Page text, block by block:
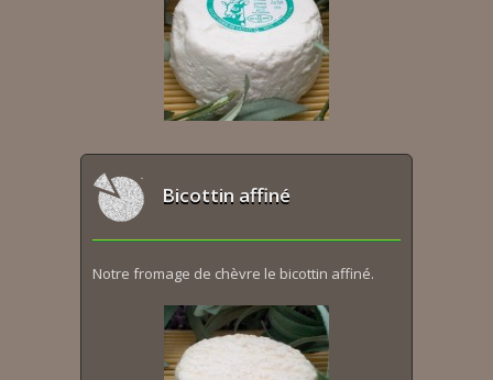
Bicottin affiné
Notre fromage de chèvre le bicottin affiné.